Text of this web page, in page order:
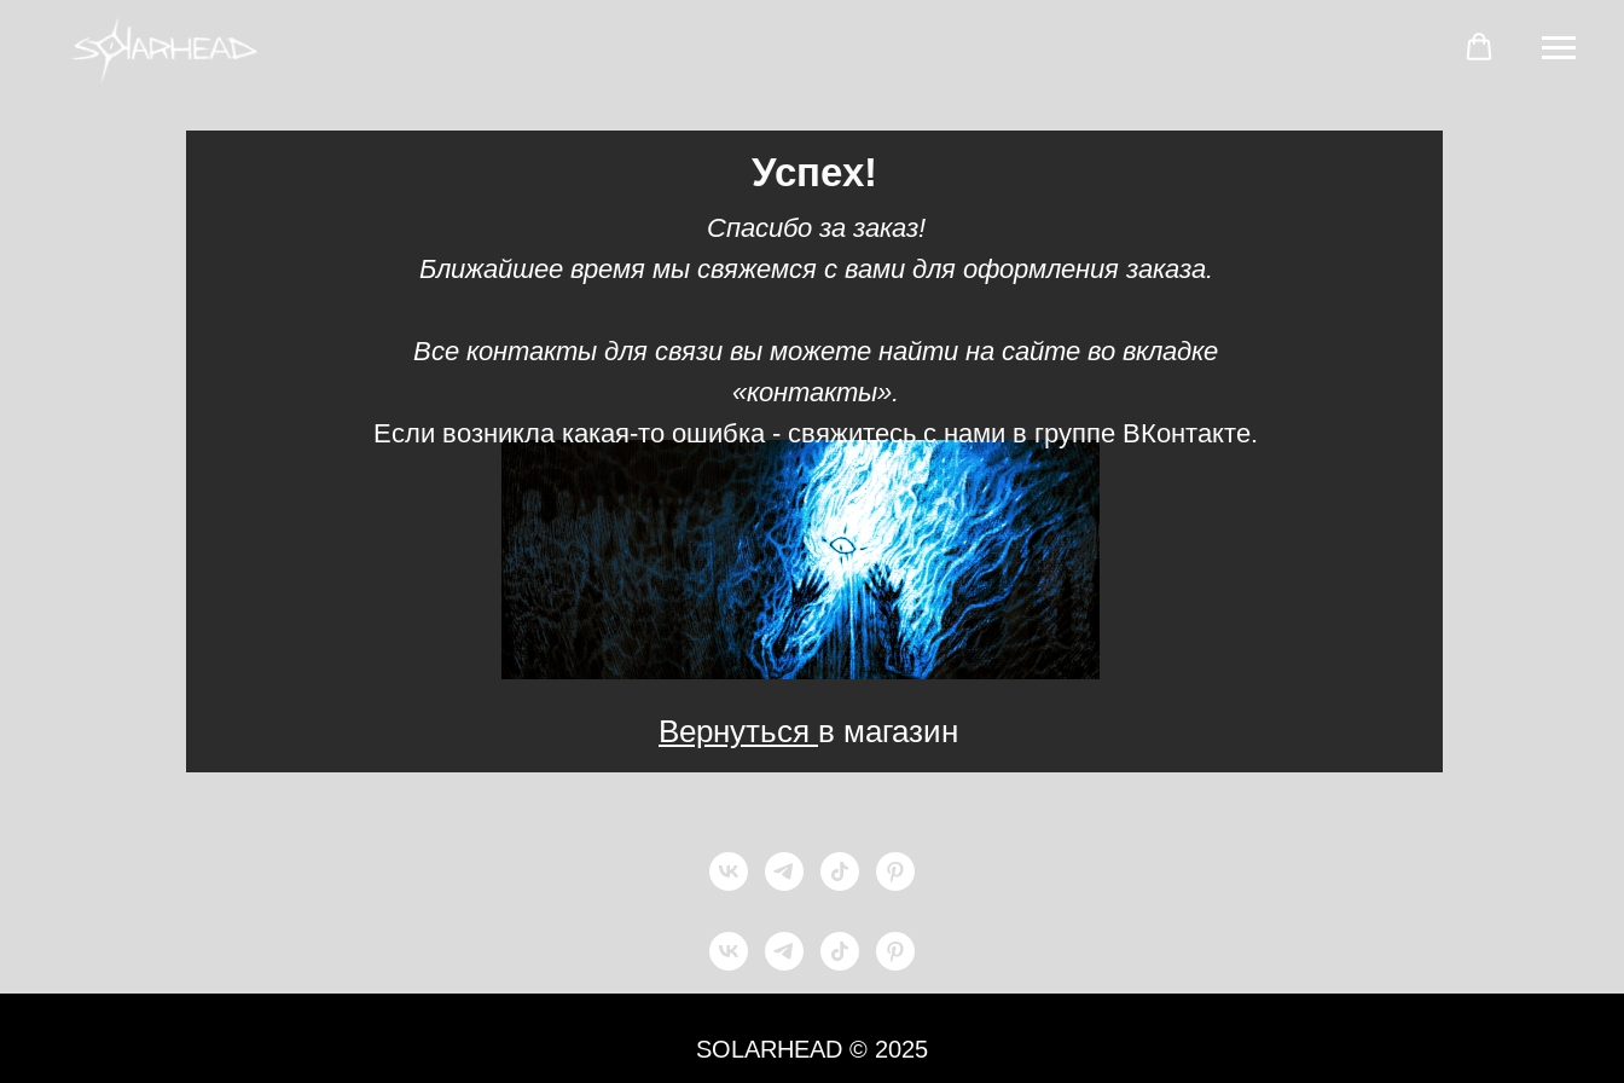
Успех!
Вернуться в магазин
Спасибо за заказ!
Ближайшее время мы свяжемся с вами для оформления заказа.
Все контакты для связи вы можете найти на сайте во вкладке
«контакты».
Если возникла какая-то ошибка - свяжитесь с нами в группе ВКонтакте.
SOLARHEAD © 2025